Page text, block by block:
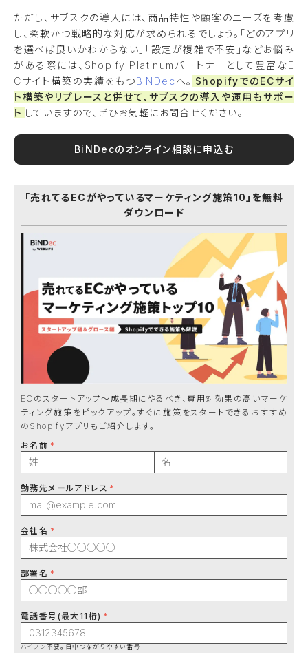
ただし、サブスクの導入には、商品特性や顧客のニーズを考慮
し、柔軟かつ戦略的な対応が求められるでしょう。「どのアプリ
を選べば良いかわからない」「設定が複雑で不安」などお悩み
がある際には、Shopify Platinumパートナーとして豊富なE
Cサイト構築の実績をもつBiNDec へ。 ShopifyでのECサイ
ト構築やリプレースと併せて、サブスクの導入や運用もサポー
ト していますので、ぜひお気軽にお問合せください。
BiNDecのオンライン相談に申込む
「売れてるECがやっているマーケティング施策10」を無料
ダウンロード
ECのスタートアップ〜成長期にやるべき、費用対効果の高いマーケ
ティング施策をピックアップ。すぐに施策をスタートできるおすすめ
のShopifyアプリもご紹介します。
お名前
勤務先メールアドレス
会社名
部署名
電話番号(最大11桁)
ハイフン不要。日中つながりやすい番号